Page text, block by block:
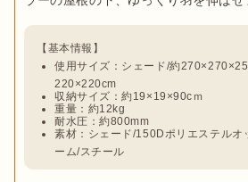
使用サイズ：シェード/約
220×220cm
収納サイズ：約19×19×90cｍ
重量：約12kg
耐水圧：約800mm
素材：シェード/150Dポリエステルオ
ーム/スチール